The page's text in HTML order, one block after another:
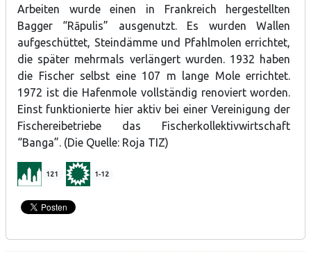
Arbeiten wurde einen in Frankreich hergestellten
Bagger “Rāpulis” ausgenutzt. Es wurden Wallen
aufgeschüttet, Steindämme und Pfahlmolen errichtet,
die später mehrmals verlängert wurden. 1932 haben
die Fischer selbst eine 107 m lange Mole errichtet.
1972 ist die Hafenmole vollständig renoviert worden.
Einst funktionierte hier aktiv bei einer Vereinigung der
Fischereibetriebe das Fischerkollektivwirtschaft
“Banga”. (Die Quelle: Roja TIZ)
121 1-12